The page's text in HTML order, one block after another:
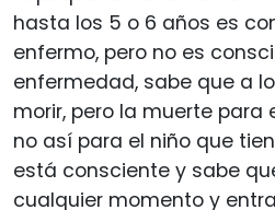
hasta los 5 o 6 años es
enfermo, pero no es
enfermedad, sabe que a
morir, pero la muerte para
no así para el niño que
está consciente y sabe
cualquier momento y